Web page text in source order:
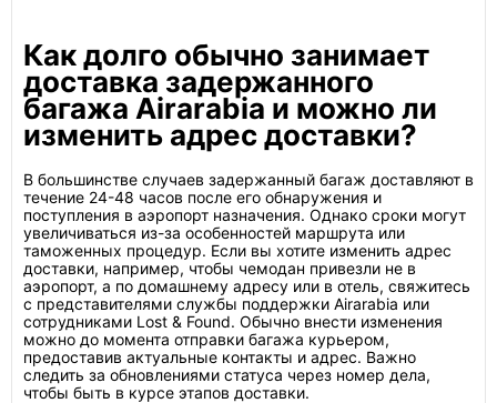
Как долго обычно занимает
доставка задержанного
багажа Airarabia и можно ли
изменить адрес доставки?
В большинстве случаев задержанный багаж доставляют в
течение 24-48 часов после его обнаружения и
поступления в аэропорт назначения. Однако сроки могут
увеличиваться из-за особенностей маршрута или
таможенных процедур. Если вы хотите изменить адрес
доставки, например, чтобы чемодан привезли не в
аэропорт, а по домашнему адресу или в отель, свяжитесь
с представителями службы поддержки Airarabia или
сотрудниками Lost & Found. Обычно внести изменения
можно до момента отправки багажа курьером,
предоставив актуальные контакты и адрес. Важно
следить за обновлениями статуса через номер дела,
чтобы быть в курсе этапов доставки.